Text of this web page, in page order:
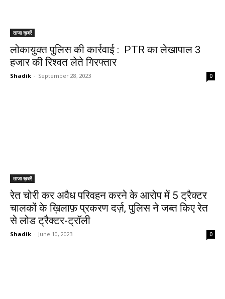
ताजा ख़बरें
लोकायुक्त पुलिस की कार्रवाई : PTR का लेखापाल 3
हजार की रिश्वत लेते गिरफ्तार
Shadik - September 28, 2023 0
ताजा ख़बरें
रेत चोरी कर अवैध परिवहन करने के आरोप में 5 ट्रैक्टर
चालकों के ख़िलाफ़ प्रकरण दर्ज़, पुलिस ने जब्त किए रेत
से लोड ट्रैक्टर-ट्रॉली
Shadik - June 10, 2023 0